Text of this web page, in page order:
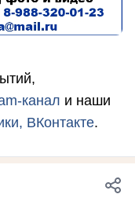
канал и наши
ВКонтакте.